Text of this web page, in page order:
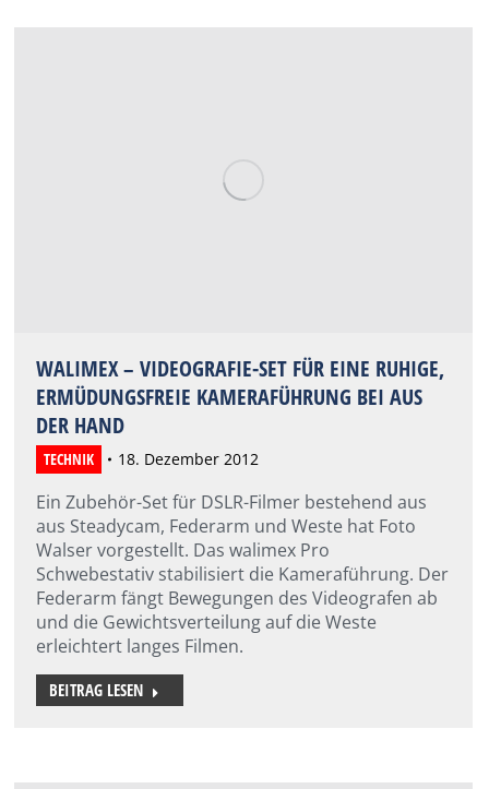
WALIMEX – VIDEOGRAFIE-SET FÜR EINE RUHIGE,
ERMÜDUNGSFREIE KAMERAFÜHRUNG BEI AUS
DER HAND
TECHNIK 18. Dezember 2012
Ein Zubehör-Set für DSLR-Filmer bestehend aus
aus Steadycam, Federarm und Weste hat Foto
Walser vorgestellt. Das walimex Pro
Schwebestativ stabilisiert die Kameraführung. Der
Federarm fängt Bewegungen des Videografen ab
und die Gewichtsverteilung auf die Weste
erleichtert langes Filmen.
BEITRAG LESEN